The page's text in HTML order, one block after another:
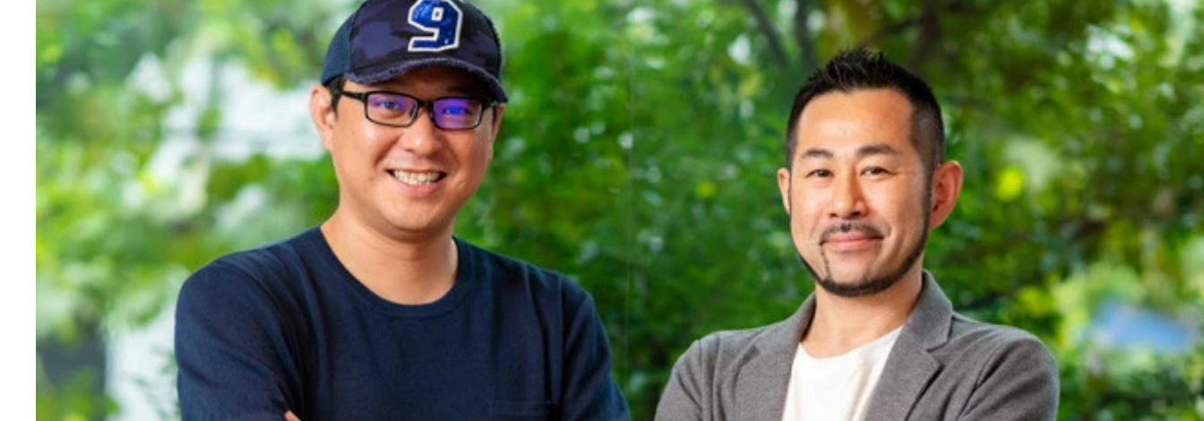
2022年の参院選の候補者のひとりである「スマイル党」代表の込山洋氏（左）を取材する畠山氏（右）。込山氏の衣装のSはもちろんSMILE（スマイル）のS
選挙を野次馬的に楽しむ3人から、楽しい政治談議が聞こえてくる